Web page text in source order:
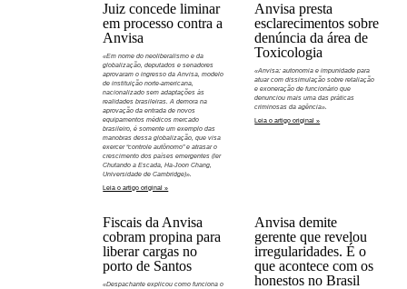
Juiz concede liminar
em processo contra a
Anvisa
«Em nome do neoliberalismo e da
globalização, deputados e senadores
aprovaram o ingresso da Anvisa, modelo
de instituição norte-americana,
nacionalizado sem adaptações às
realidades brasileiras. A demora na
aprovação da entrada de novos
equipamentos médicos mercado
brasileiro, é somente um exemplo das
manobras dessa globalização, que visa
exercer “controle autônomo” e atrasar o
crescimento dos países emergentes (ler
Chutando a Escada, Ha-Joon Chang,
Universidade de Cambridge)».
Leia o artigo original »
Anvisa presta
esclarecimentos sobre
denúncia da área de
Toxicologia
«Anvisa: autonomia e impunidade para
atuar com dissimulação sobre retaliação
e exoneração de funcionário que
denunciou mais uma das práticas
criminosas da agência».
Leia o artigo original »
Fiscais da Anvisa
cobram propina para
liberar cargas no
porto de Santos
«Despachante explicou como funciona o
Anvisa demite
gerente que revelou
irregularidades. É o
que acontece com os
honestos no Brasil